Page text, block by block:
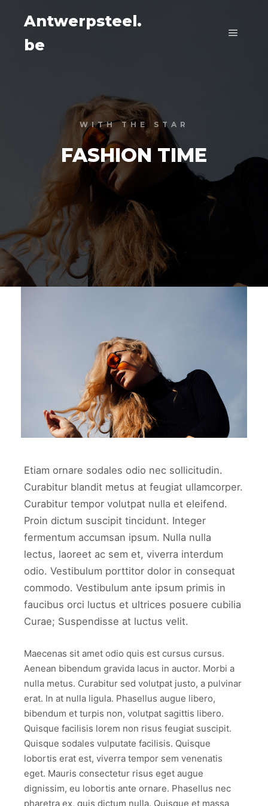
Antwerpsteel.
be
WITH THE STAR
FASHION TIME
Etiam ornare sodales odio nec sollicitudin.
Curabitur blandit metus at feugiat ullamcorper.
Curabitur tempor volutpat nulla et eleifend.
Proin dictum suscipit tincidunt. Integer
fermentum accumsan ipsum. Nulla nulla
lectus, laoreet ac sem et, viverra interdum
odio. Vestibulum porttitor dolor in consequat
commodo. Vestibulum ante ipsum primis in
faucibus orci luctus et ultrices posuere cubilia
Curae; Suspendisse at luctus velit.
Maecenas sit amet odio quis est cursus cursus.
Aenean bibendum gravida lacus in auctor. Morbi a
nulla metus. Curabitur sed volutpat justo, a pulvinar
erat. In at nulla ligula. Phasellus augue libero,
bibendum et turpis non, volutpat sagittis libero.
Quisque facilisis lorem non risus feugiat suscipit.
Quisque sodales vulputate facilisis. Quisque
lobortis erat est, viverra tempor sem venenatis
eget. Mauris consectetur risus eget augue
dignissim, eu lobortis ante ornare. Phasellus nec
pharetra ex, quis dictum nulla. Quisque et massa